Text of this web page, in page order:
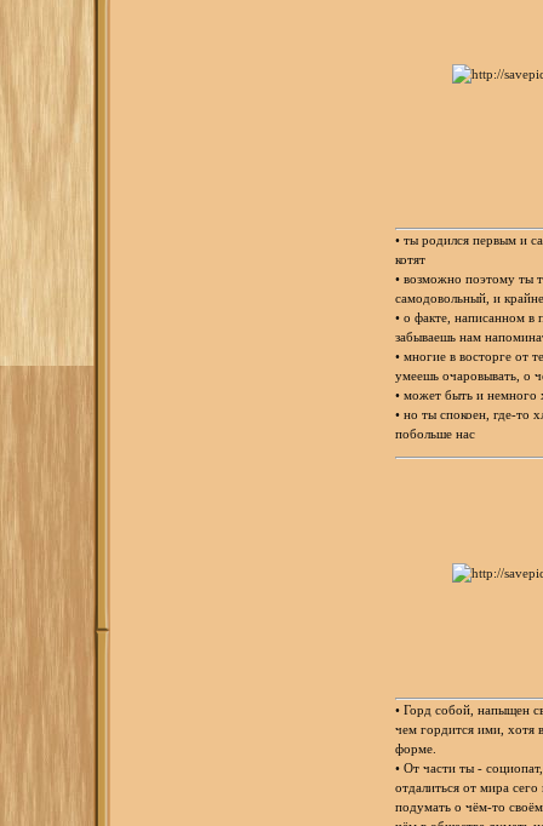
• ты родился первым и
котят
• возможно поэтому ты
самодовольный, и
• о факте, написанном в
забываешь нам
• многие в восторге от
умеешь очаровывать, о
• может быть и немного
• но ты спокоен, где-то
побольше нас
• Горд собой, напыщен
чем гордится ими, хотя
форме.
• От части ты -
отдалиться от мира
подумать о чём-то